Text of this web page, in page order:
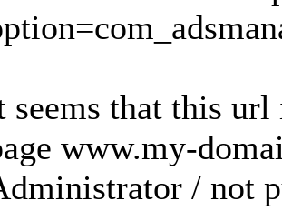
seems that this
www.my-
/ not